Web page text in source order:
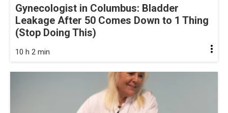
Gynecologist in Columbus: Bladder
Leakage After 50 Comes Down to 1 Thing
(Stop Doing This)
10 h 2 min